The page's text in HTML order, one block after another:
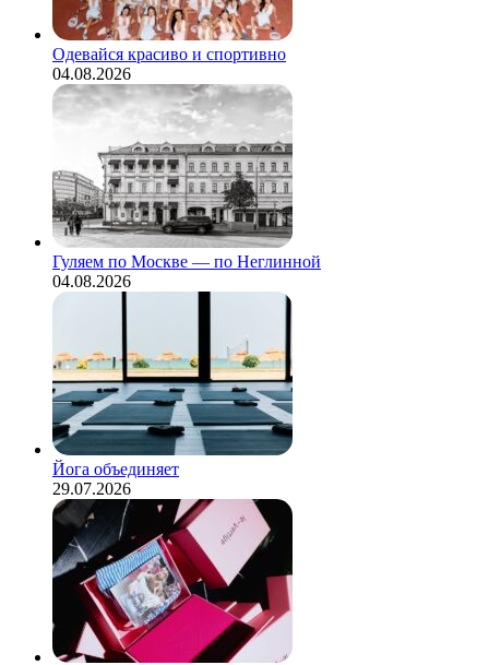
сообщает
Инцидент
произошел
Опалихинской
дома…
Одевайся красиво и спортивно
04.08.2026
Гуляем по Москве — по Неглинной
04.08.2026
Йога объединяет
29.07.2026